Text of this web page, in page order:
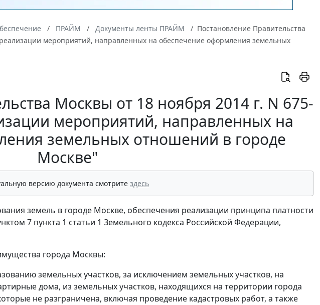
ПРАЙМ Документы ленты ПРАЙМ
Постановление Правительства
мероприятий, направленных на обеспечение оформления земельных
Москвы от 18 ноября 2014 г. N 675-
мероприятий, направленных на
земельных отношений в городе
Москве"
версию документа смотрите здесь
земель в городе Москве, обеспечения реализации принципа платности
7 пункта 1 статьи 1 Земельного кодекса Российской Федерации,
города Москвы:
земельных участков, за исключением земельных участков, на
дома, из земельных участков, находящихся на территории города
не разграничена, включая проведение кадастровых работ, а также